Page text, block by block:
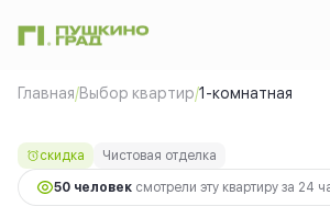
Главная/Выбор квартир/1-комнатная
Ипотекаот 18 554 руб.
скидка Чистовая отделка
50 человек смотрели эту квартиру за 24